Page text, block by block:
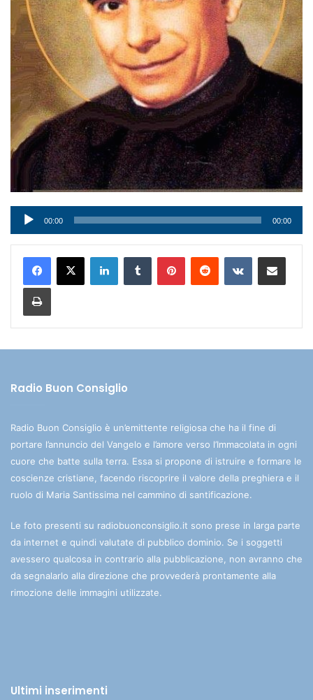
Audio
Player
00:00 00:00
Radio Buon Consiglio
Radio Buon Consiglio è un’emittente religiosa che ha il fine di
portare l’annuncio del Vangelo e l’amore verso l’Immacolata in ogni
cuore che batte sulla terra. Essa si propone di istruire e formare le
coscienze cristiane, facendo riscoprire il valore della preghiera e il
ruolo di Maria Santissima nel cammino di santificazione.
Le foto presenti su radiobuonconsiglio.it sono prese in larga parte
da internet e quindi valutate di pubblico dominio. Se i soggetti
avessero qualcosa in contrario alla pubblicazione, non avranno che
da segnalarlo alla direzione che provvederà prontamente alla
rimozione delle immagini utilizzate.
Ultimi inserimenti